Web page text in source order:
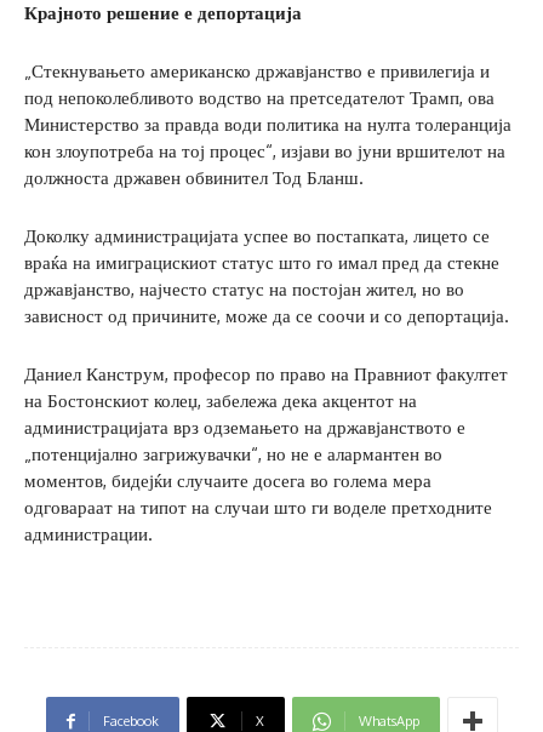
Крајното решение е депортација
„Стекнувањето американско државјанство е привилегија и
под непоколебливото водство на претседателот Трамп, ова
Министерство за правда води политика на нулта толеранција
кон злоупотреба на тој процес“, изјави во јуни вршителот на
должноста државен обвинител Тод Бланш.
Доколку администрацијата успее во постапката, лицето се
враќа на имиграцискиот статус што го имал пред да стекне
државјанство, најчесто статус на постојан жител, но во
зависност од причините, може да се соочи и со депортација.
Даниел Канструм, професор по право на Правниот факултет
на Бостонскиот колеџ, забележа дека акцентот на
администрацијата врз одземањето на државјанството е
„потенцијално загрижувачки“, но не е алармантен во
моментов, бидејќи случаите досега во голема мера
одговараат на типот на случаи што ги воделе претходните
администрации.
Facebook X WhatsApp